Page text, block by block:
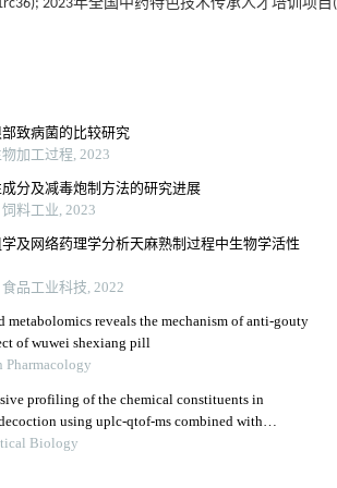
2023年全国中药特色技术传承人才培训项目